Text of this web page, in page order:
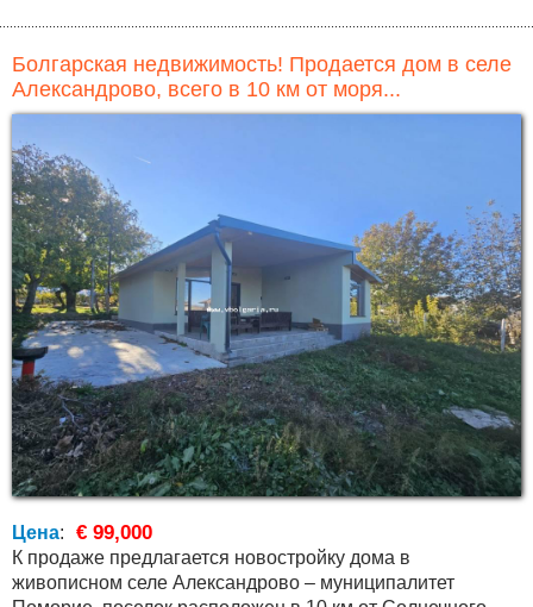
Болгарская недвижимость! Продается дом в селе
Александрово, всего в 10 км от моря...
Цена: € 99,000
К продаже предлагается новостройку дома в
живописном селе Александрово – муниципалитет